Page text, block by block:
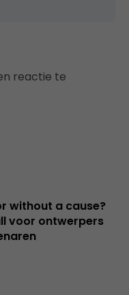
reactie te
without a cause?
voor ontwerpers